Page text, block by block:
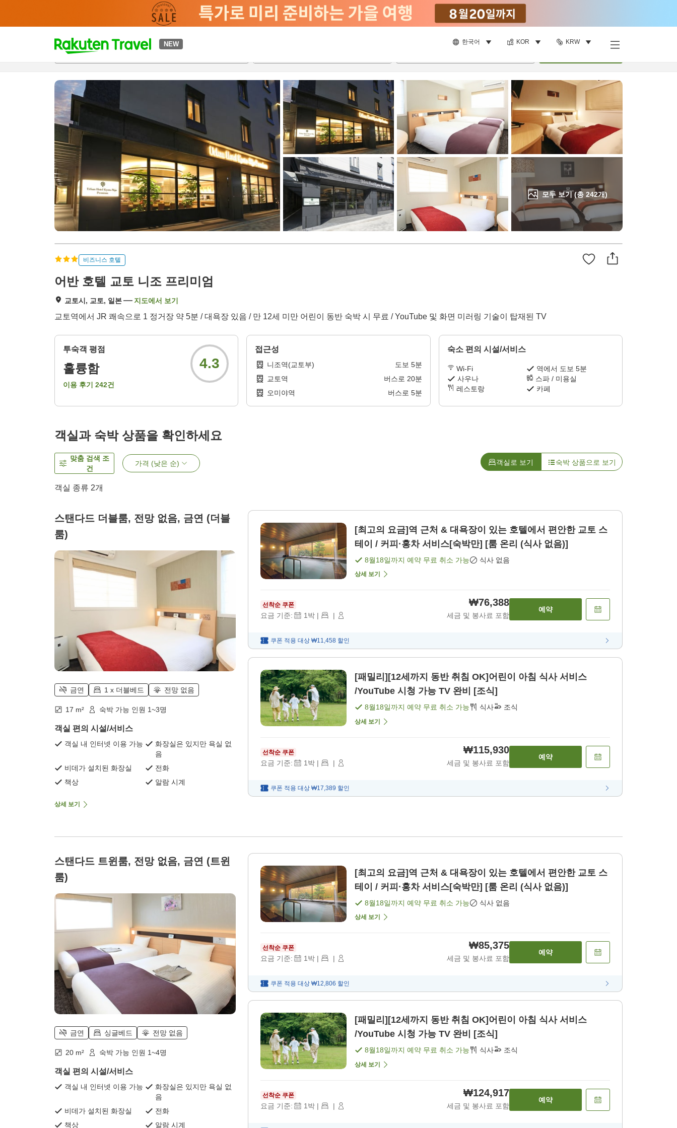
NEW 한국어 KOR KRW
t
p
a
e
_
s
a
r
c
h
모두 보기 (총 242개)
개요객실 & 숙박 상품이용 후기 하이라이트
비즈니스 호텔
어반 호텔 교토 니조 프리미엄
교토시, 교토, 일본 지도에서 보기
교토역에서 JR 쾌속으로 1 정거장 약 5분 / 대욕장 있음 / 만 12세 미만 어린이 동반 숙박 시 무료 / YouTube 및 화면 미러링 기술이 탑재된 TV
투숙객 평점
훌륭함
이용 후기 242건
4.3
접근성
니조역(교토부) 도보 5분
교토역
버스로 20분
오미야역
버스로 5분
숙소 편의 시설/서비스
Wi-Fi
역에서 도보 5분
사우나
스파 / 미용실
레스토랑
카페
객실과 숙박 상품을 확인하세요
맞춤 검색 조
건
가격 (낮은 순) 객실로 보기 숙박 상품으로 보기
객실 종류 2개
스탠다드 더블룸, 전망 없음, 금연 (더블
룸)
금연 1 x 더블베드 전망 없음
17 m² 숙박 가능 인원 1~3명
객실 편의 시설/서비스
객실 내 인터넷 이용 가능
화장실은 있지만 욕실 없
음
비데가 설치된 화장실
전화
책상
알람 시계
상세 보기
[최고의 요금]역 근처 & 대욕장이 있는 호텔에서 편안한 교토 스
테이 / 커피·홍차 서비스[숙박만] [룸 온리 (식사 없음)]
8월18일까지 예약 무료 취소 가능 식사 없음
상세 보기
선착순 쿠폰
요금 기준: 1박 | |
₩76,388
세금 및 봉사료 포함
예약
쿠폰 적용 대상 ₩11,458 할인
[패밀리][12세까지 동반 취침 OK]어린이 아침 식사 서비스
/YouTube 시청 가능 TV 완비 [조식]
8월18일까지 예약 무료 취소 가능 식사 조식
상세 보기
선착순 쿠폰
요금 기준: 1박 | |
₩115,930
세금 및 봉사료 포함
예약
쿠폰 적용 대상 ₩17,389 할인
스탠다드 트윈룸, 전망 없음, 금연 (트윈
룸)
금연 싱글베드 전망 없음
20 m² 숙박 가능 인원 1~4명
객실 편의 시설/서비스
객실 내 인터넷 이용 가능
화장실은 있지만 욕실 없
음
비데가 설치된 화장실
전화
책상
알람 시계
[최고의 요금]역 근처 & 대욕장이 있는 호텔에서 편안한 교토 스
테이 / 커피·홍차 서비스[숙박만] [룸 온리 (식사 없음)]
8월18일까지 예약 무료 취소 가능 식사 없음
상세 보기
선착순 쿠폰
요금 기준: 1 박 | |
₩85,375
세금 및 봉사료 포함
예약
쿠폰 적용 대상 ₩12,806 할인
[패밀리][12세까지 동반 취침 OK]어린이 아침 식사 서비스
/YouTube 시청 가능 TV 완비 [조식]
8월18일까지 예약 무료 취소 가능 식사 조식
상세 보기
선착순 쿠폰
요금 기준: 1 박 | |
₩124,917
세금 및 봉사료 포함
예약